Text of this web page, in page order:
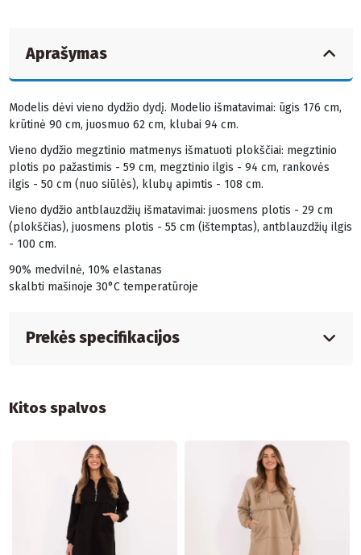
Aprašymas
Modelis dėvi vieno dydžio dydį. Modelio išmatavimai: ūgis 176 cm,
krūtinė 90 cm, juosmuo 62 cm, klubai 94 cm.
Vieno dydžio megztinio matmenys išmatuoti plokščiai: megztinio
plotis po pažastimis - 59 cm, megztinio ilgis - 94 cm, rankovės
ilgis - 50 cm (nuo siūlės), klubų apimtis - 108 cm.
Vieno dydžio antblauzdžių išmatavimai: juosmens plotis - 29 cm
(plokščias), juosmens plotis - 55 cm (ištemptas), antblauzdžių ilgis
- 100 cm.
90% medvilnė, 10% elastanas
skalbti mašinoje 30°C temperatūroje
Prekės specifikacijos
Kitos spalvos